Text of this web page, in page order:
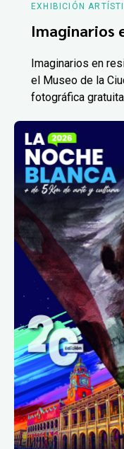
EXHIBICIÓN
Imaginarios
Imaginarios en
el Museo de la
fotográfica